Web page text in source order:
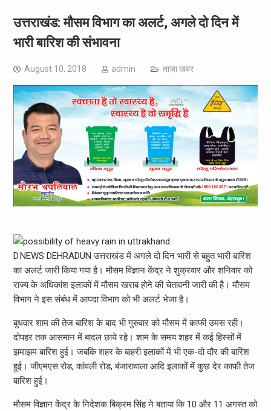
उत्तराखंड: मौसम विभाग का अलर्ट, अगले दो दिन में
भारी बारिश की संभावना
August 10, 2018 admin ताज़ा खबर
D.NEWS DEHRADUN उत्तराखंड में अगले दो दिन भारी से बहुत भारी बारिश
का अलर्ट जारी किया गया है। मौसम विज्ञान केंद्र ने शुक्रवार और शनिवार को
राज्य के अधिकांश इलाकों में मौसम खराब होने की चेतावनी जारी की है। मौसम
विभाग ने इस संबंध में आपदा विभाग को भी अलर्ट भेजा है।
बुधवार शाम की तेज बारिश के बाद भी गुरुवार को मौसम में काफी उमस रही।
दोपहर तक आसमान में बादल छाये रहे। शाम के समय शहर में कई हिस्सों में
झमाझम बारिश हुई। जबकि शहर के बाहरी इलाकों में भी एक-दो दौर की बारिश
हुई। जीएमएस रोड, कांवली रोड, बंजारावाला आदि इलाकों में कुछ देर काफी तेज
बारिश हुई।
मौसम विज्ञान केंद्र के निदेशक बिक्रम सिंह ने बताया कि 10 और 11 अगस्त को